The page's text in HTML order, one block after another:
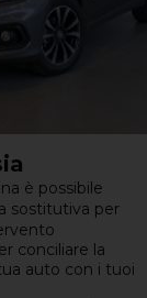
è possibile
sostitutiva per
conciliare la
auto con i tuoi